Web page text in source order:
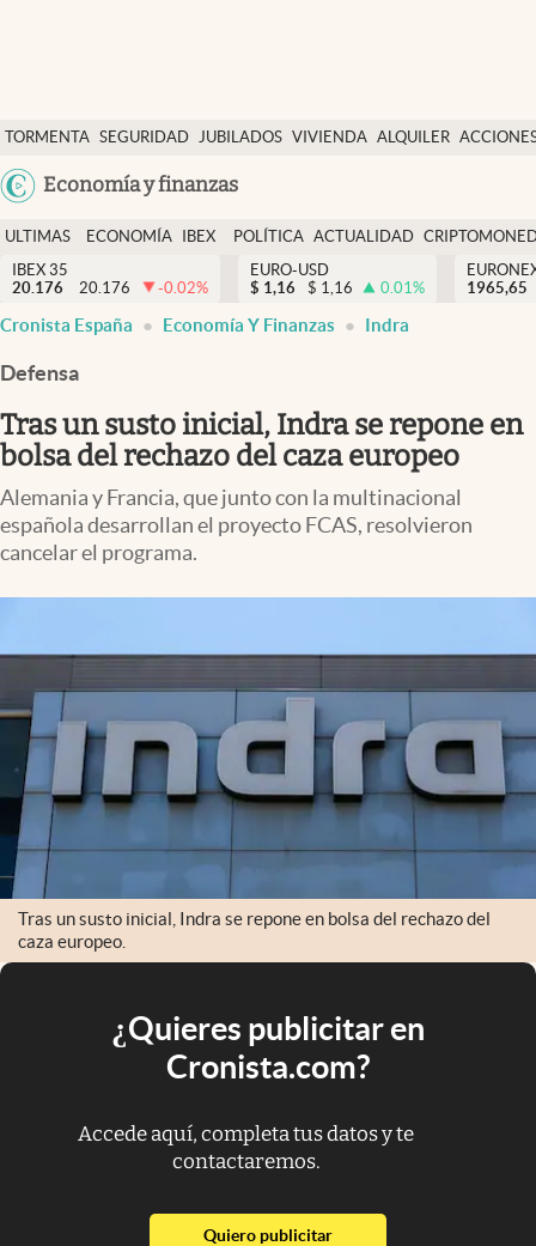
TORMENTA SEGURIDAD JUBILADOS VIVIENDA ALQUILER
USA
Economía y finanzas
Economía y finanzas
Política
Actualidad
Criptomonedas
España
ULTIMAS
NOTICIAS
ECONOMÍA
FINANZAS
IBEX
EURO
POLÍTICA ACTUALIDAD
IBEX 35
20.176
20.176 -0.02%
EURO-USD
$ 1,16 $ 1,16 0.01%
1965,65
Cronista España Economía Y Finanzas Indra
Defensa
Tras un susto inicial, Indra se repone en
bolsa del rechazo del caza europeo
Alemania y Francia, que junto con la multinacional
española desarrollan el proyecto FCAS, resolvieron
cancelar el programa.
Tras un susto inicial, Indra se repone en bolsa del rechazo del
caza europeo.
¿Quieres publicitar en
Cronista.com?
Accede aquí, completa tus datos y te
contactaremos.
Quiero publicitarabre en nueva pestaña